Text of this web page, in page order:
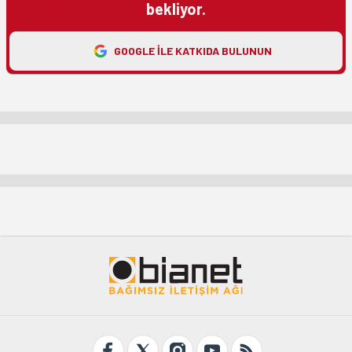
bekliyor.
GOOGLE ILE KATKIDA BULUNUN